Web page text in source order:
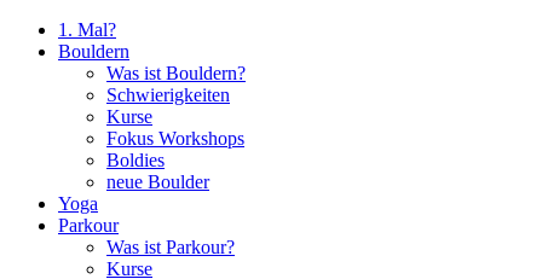
1. Mal?
Bouldern
Was ist Bouldern?
Schwierigkeiten
Kurse
Fokus Workshops
Boldies
neue Boulder
Yoga
Parkour
Was ist Parkour?
Kurse